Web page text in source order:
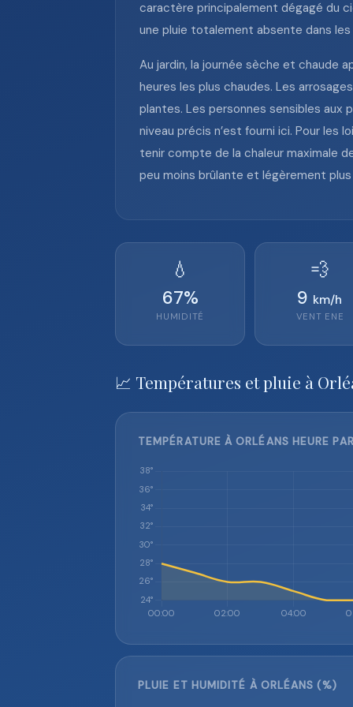
caractère principalement dégagé du
une pluie totalement absente dans les
Au jardin, la journée sèche et chaude
heures les plus chaudes. Les
plantes. Les personnes sensibles
niveau précis n’est fourni ici. Pour
tenir compte de la chaleur maximale
peu moins brûlante et légèrement
💧
67%
HUMIDITÉ
💨
9 km/h
VENT ENE
📈 Températures et pluie à
TEMPÉRATURE À ORLÉANS HEURE
PLUIE ET HUMIDITÉ À ORLÉANS (%)